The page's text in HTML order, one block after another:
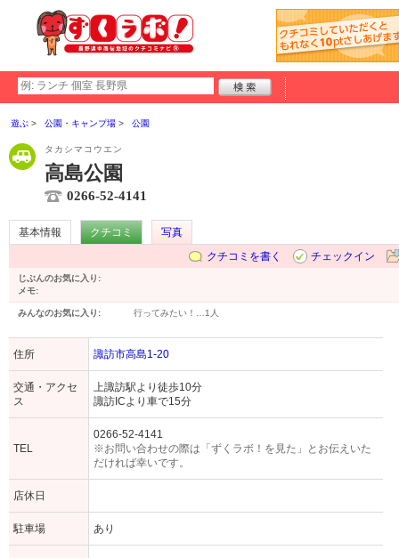
遊ぶ 公園・キャンプ場 公園
タカシマコウエン
高島公園
0266-52-4141
基本情報 クチコミ
写真
クチコミを書く
チェックイン
じぶんのお気に入り:
メモ:
みんなのお気に入り: 行ってみたい！… 1人
住所 諏訪市高島1-20
交通・アクセ
ス
上諏訪駅より徒歩10分
諏訪ICより車で15分
TEL
0266-52-4141
※お問い合わせの際は「ずくラボ！を見た」とお伝えいた
だければ幸いです。
店休日
駐車場 あり